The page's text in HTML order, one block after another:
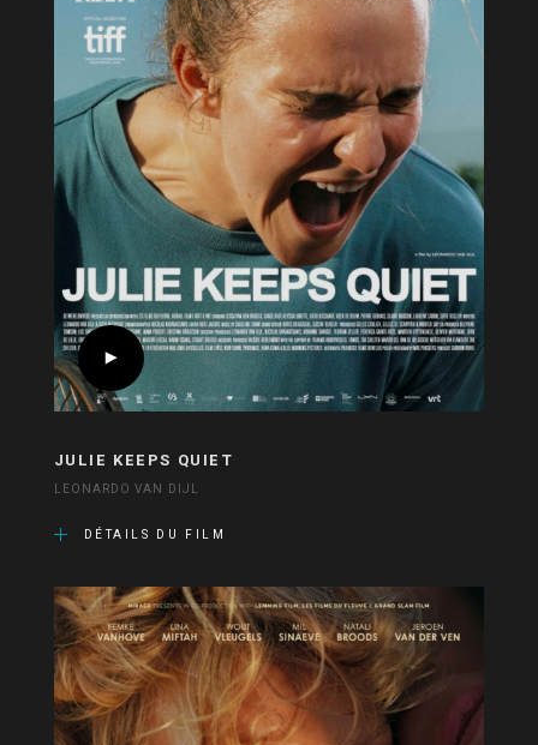
JULIE KEEPS QUIET
LEONARDO VAN DIJL
DÉTAILS DU FILM